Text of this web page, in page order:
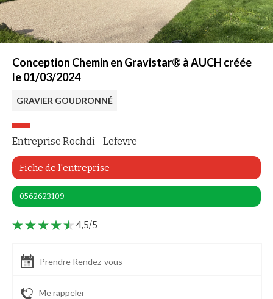
Conception Chemin en Gravistar® à AUCH créée
le 01/03/2024
GRAVIER GOUDRONNÉ
Entreprise Rochdi - Lefevre
Fiche de l'entreprise
0562623109
4,5/5
Prendre Rendez-vous
Me rappeler